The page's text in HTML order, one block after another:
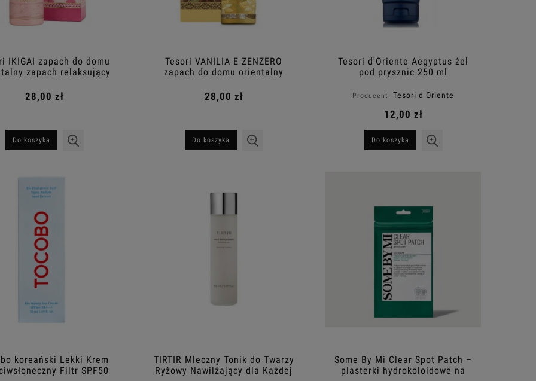
IKIGAI zapach do domu
zapach relaksujący
28,00 zł
Do koszyka
Tesori VANILIA E ZENZERO
zapach do domu orientalny
28,00 zł
Do koszyka
Tesori d'Oriente Aegyptus żel
pod prysznic 250 ml
Producent: Tesori d Oriente
12,00 zł
Do koszyka
koreański Lekki Krem
Filtr SPF50
TIRTIR Mleczny Tonik do Twarzy
Ryżowy Nawilżający dla Każdej
Some By Mi Clear Spot Patch –
plasterki hydrokoloidowe na